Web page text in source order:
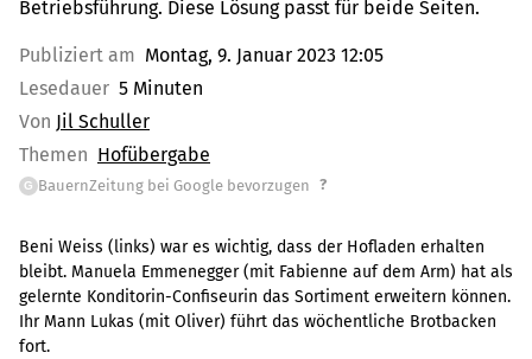
Betriebsführung. Diese Lösung passt für beide Seiten.
Publiziert am Montag, 9. Januar 2023 12:05
Lesedauer 5 Minuten
Von Jil Schuller
Themen Hofübergabe
G BauernZeitung bei Google bevorzugen ?
Beni Weiss (links) war es wichtig, dass der Hofladen erhalten
bleibt. Manuela Emmenegger (mit Fabienne auf dem Arm) hat als
gelernte Konditorin-Confiseurin das Sortiment erweitern können.
Ihr Mann Lukas (mit Oliver) führt das wöchentliche Brotbacken
fort.